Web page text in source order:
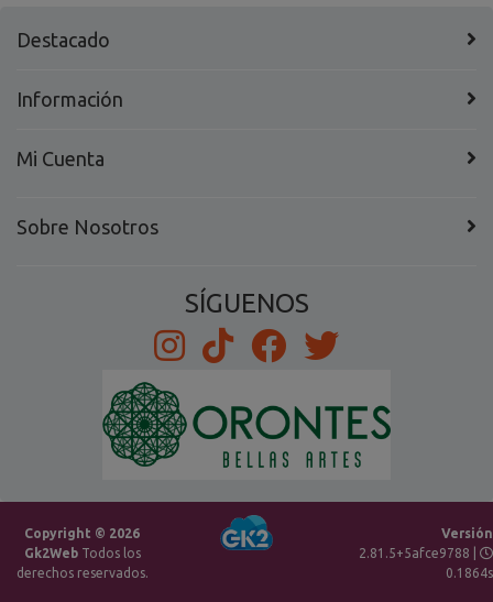
Destacado
Información
Mi Cuenta
Sobre Nosotros
SÍGUENOS
Copyright © 2026
Gk2WebTodos los
derechos reservados.
Versión
2.81.5+5afce9788 |
0.1864s